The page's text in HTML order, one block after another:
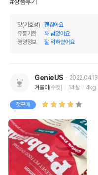
맛(기호성)
괜찮아요
유통기한
꽤 남았어요
영양정보
잘 적혀있어요
GenieUS
2022.04.13
겨울이 (수컷) 14살 4kg
첫구매